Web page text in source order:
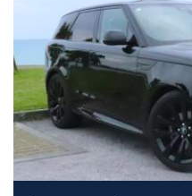
ロール、レーンキープアシス
イバーアシスト機能が搭載さ
間を過ごせます。 このディフェンダーは、アウトドアだけでな
く、記念日や撮影、リゾート滞
特別なシーンにも最適。 沖縄
ーという特別な一台に乗るこ
生が、より鮮やかに彩られる
タカーがご提供いたします。